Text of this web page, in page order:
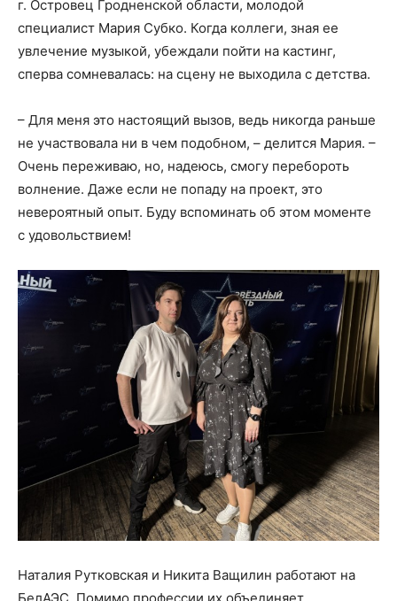
г. Островец Гродненской области, молодой
специалист Мария Субко. Когда коллеги, зная ее
увлечение музыкой, убеждали пойти на кастинг,
сперва сомневалась: на сцену не выходила с детства.
– Для меня это настоящий вызов, ведь никогда раньше
не участвовала ни в чем подобном, – делится Мария. –
Очень переживаю, но, надеюсь, смогу перебороть
волнение. Даже если не попаду на проект, это
невероятный опыт. Буду вспоминать об этом моменте
с удовольствием!
Наталия Рутковская и Никита Ващилин работают на